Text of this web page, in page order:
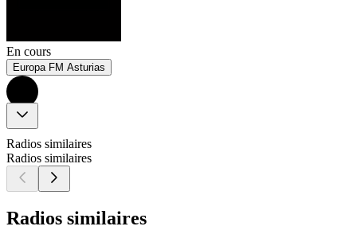
En cours
Europa FM Asturias
Radios similaires
Radios similaires
Radios similaires